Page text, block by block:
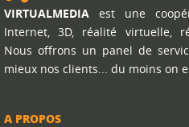
VIRTUALMEDIA est une
Internet, 3D, réalité virtuelle,
Nous offrons un panel de
mieux nos clients... du moins on
A PROPOS